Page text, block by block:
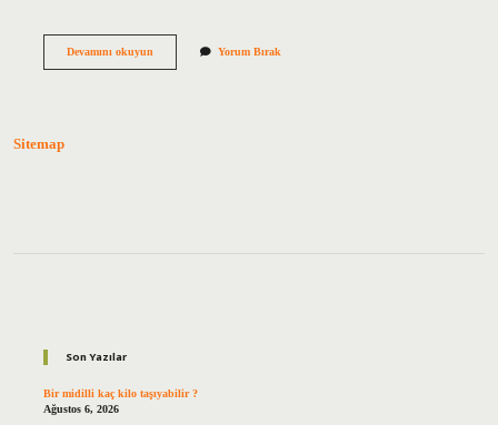
Devamını okuyunAyrintili
Yorum Bırak
Sitemap
Son Yazılar
Bir midilli kaç kilo taşıyabilir ?
Ağustos 6, 2026